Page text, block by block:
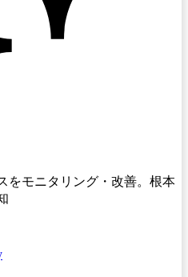
をモニタリング・改善。根本